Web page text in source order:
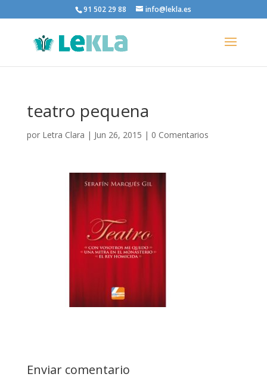
91 502 29 88 info@lekla.es
teatro pequena
por Letra Clara | Jun 26, 2015 | 0 Comentarios
Enviar comentario